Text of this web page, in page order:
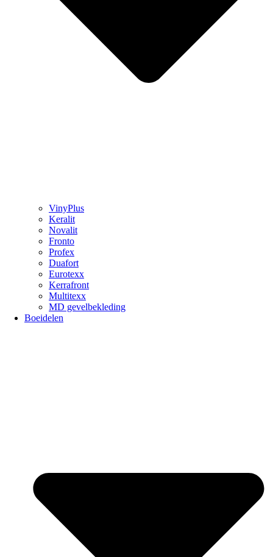
VinyPlus
Keralit
Novalit
Fronto
Profex
Duafort
Eurotexx
Kerrafront
Multitexx
MD gevelbekleding
Boeidelen